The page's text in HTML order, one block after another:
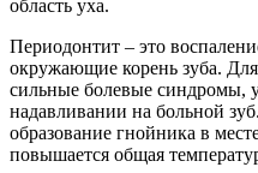
область уха.
Периодонтит – это
окружающие корень зуба.
сильные болевые синдромы,
надавливании на больной
образование гнойника в
повышается общая